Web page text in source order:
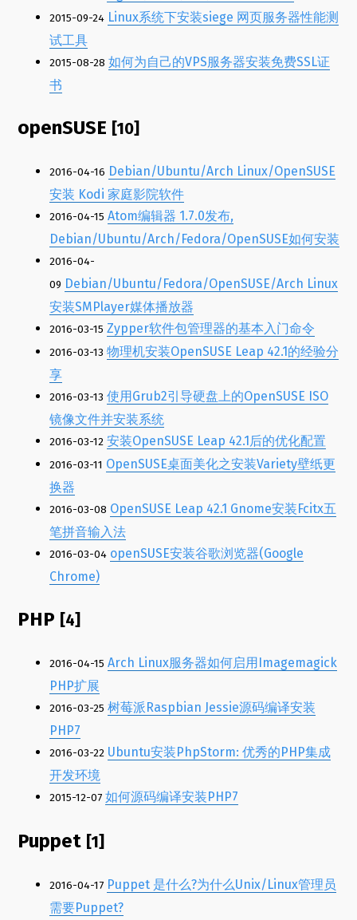
2015-09-24 Linux系统下安装siege 网页服务器性能测
试工具
2015-08-28 如何为自己的VPS服务器安装免费SSL证
书
openSUSE [10]
2016-04-16 Debian/Ubuntu/Arch Linux/OpenSUSE
安装 Kodi 家庭影院软件
2016-04-15 Atom编辑器 1.7.0发布,
Debian/Ubuntu/Arch/Fedora/OpenSUSE如何安装
2016-04-
09 Debian/Ubuntu/Fedora/OpenSUSE/Arch Linux
安装SMPlayer媒体播放器
2016-03-15 Zypper软件包管理器的基本入门命令
2016-03-13 物理机安装OpenSUSE Leap 42.1的经验分
享
2016-03-13 使用Grub2引导硬盘上的OpenSUSE ISO
镜像文件并安装系统
2016-03-12 安装OpenSUSE Leap 42.1后的优化配置
2016-03-11 OpenSUSE桌面美化之安装Variety壁纸更
换器
2016-03-08 OpenSUSE Leap 42.1 Gnome安装Fcitx五
笔拼音输入法
2016-03-04 openSUSE安装谷歌浏览器(Google
Chrome)
PHP [4]
2016-04-15 Arch Linux服务器如何启用Imagemagick
PHP扩展
2016-03-25 树莓派Raspbian Jessie源码编译安装
PHP7
2016-03-22 Ubuntu安装PhpStorm: 优秀的PHP集成
开发环境
2015-12-07 如何源码编译安装PHP7
Puppet [1]
2016-04-17 Puppet 是什么?为什么Unix/Linux管理员
需要Puppet?